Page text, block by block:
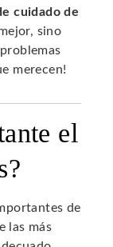
cuidado de
sino
merecen!
el
de
las más